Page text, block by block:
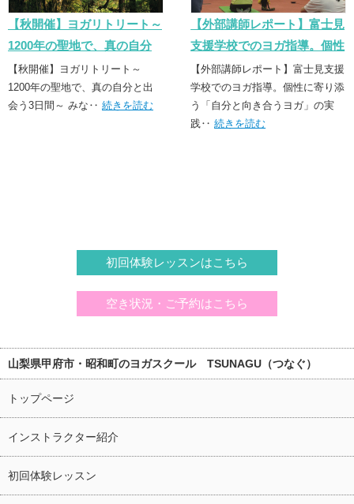
【秋開催】ヨガリトリート～
1200年の聖地で、真の自分
と出会う3日間～
【秋開催】ヨガリトリート～
1200年の聖地で、真の自分と出
会う3日間～ みな‥ 続きを読む
【外部講師レポート】富士見
支援学校でのヨガ指導。個性
に寄り添う「誠実なヨガ」の
実践
【外部講師レポート】富士見支援
学校でのヨガ指導。個性に寄り添
う「自分と向き合うヨガ」の実
践‥続きを読む
初回体験レッスンはこちら
空き状況・ご予約はこちら
山梨県甲府市・昭和町のヨガスクール TSUNAGU（つなぐ）
トップページ
インストラクター紹介
初回体験レッスン